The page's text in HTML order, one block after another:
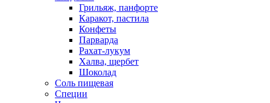
Грильяж, панфорте
Каракот, пастила
Конфеты
Парварда
Рахат-лукум
Халва, щербет
Шоколад
Соль пищевая
Специи